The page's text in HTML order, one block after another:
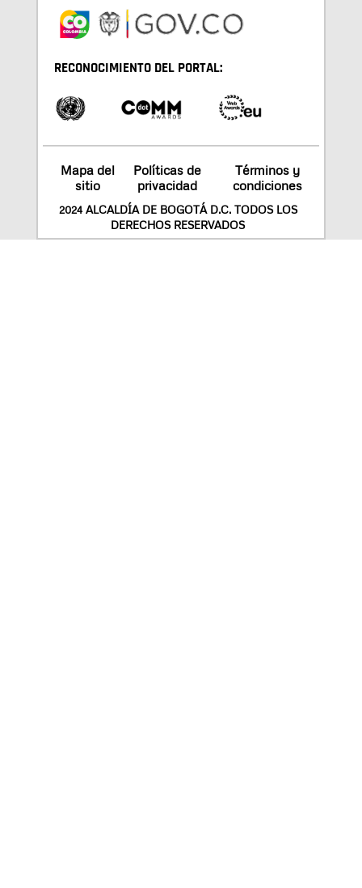
RECONOCIMIENTO DEL PORTAL:
Mapa del
sitio
Políticas de
privacidad
Términos y
condiciones
2024 ALCALDÍA DE BOGOTÁ D.C. TODOS LOS
DERECHOS RESERVADOS